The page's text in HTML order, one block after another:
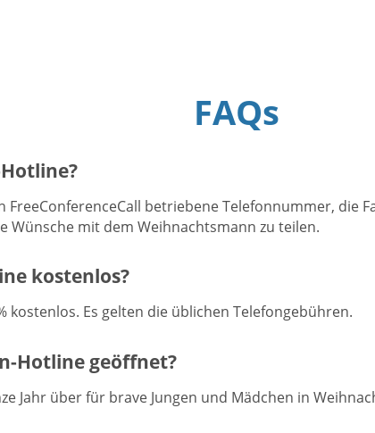
FAQs
betriebene Telefonnummer, die
Wünsche mit dem Weihnachtsmann zu teilen.
kostenlos?
kostenlos. Es gelten die üblichen Telefongebühren.
Hotline geöffnet?
Jahr über für brave Jungen und Mädchen in